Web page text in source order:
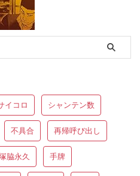
コミックス)
取得しています。
時点 -詳細はこちら)
イコロ シャンテン数
不具合 再帰呼び出し
脇永久 手牌